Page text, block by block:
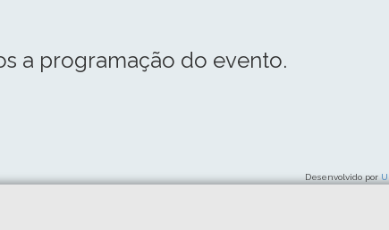
a programação do evento.
Desenvolvido por